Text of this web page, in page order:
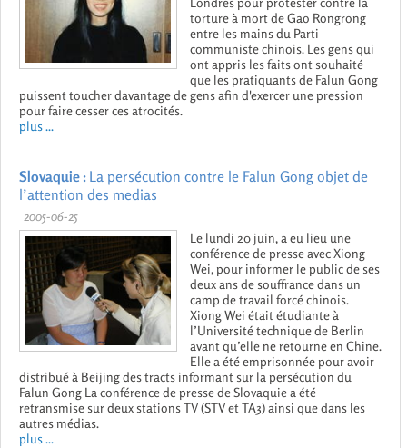
torture à mort de Gao Rongrong
entre les mains du Parti
communiste chinois. Les gens qui
ont appris les faits ont souhaité
que les pratiquants de Falun Gong
puissent toucher davantage de gens afin d'exercer une pression
pour faire cesser ces atrocités.
plus ...
Slovaquie : La persécution contre le Falun Gong objet de
l’attention des medias
2005-06-25
Le lundi 20 juin, a eu lieu une
conférence de presse avec Xiong
Wei, pour informer le public de ses
deux ans de souffrance dans un
camp de travail forcé chinois.
Xiong Wei était étudiante à
l’Université technique de Berlin
avant qu’elle ne retourne en Chine.
Elle a été emprisonnée pour avoir
distribué à Beijing des tracts informant sur la persécution du
Falun Gong La conférence de presse de Slovaquie a été
retransmise sur deux stations TV (STV et TA3) ainsi que dans les
autres médias.
plus ...